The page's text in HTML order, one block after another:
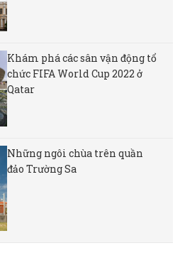
Khám phá các sân vận động tổ
chức FIFA World Cup 2022 ở
Qatar
Những ngôi chùa trên quần
đảo Trường Sa